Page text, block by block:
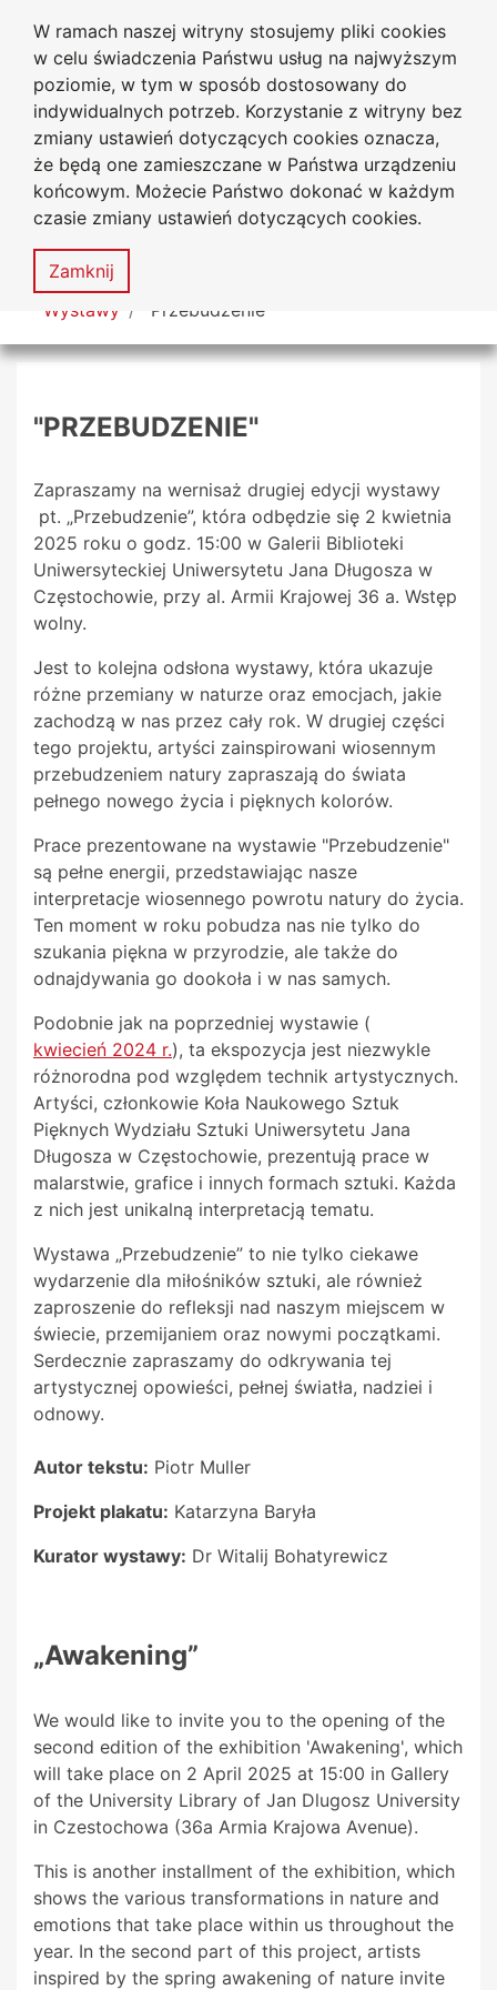
W ramach naszej witryny stosujemy pliki cookies
w celu świadczenia Państwu usług na najwyższym
poziomie, w tym w sposób dostosowany do
indywidualnych potrzeb. Korzystanie z witryny bez
zmiany ustawień dotyczących cookies oznacza,
że będą one zamieszczane w Państwa urządzeniu
końcowym. Możecie Państwo dokonać w każdym
czasie zmiany ustawień dotyczących cookies.
Zamknij
Przejdź do głównego menu
Przejdź do treści
Przejdź do wyszukiwarki
Przejdź do mapy serwisu
Biblioteka Uniwersytecka
Uniwersytetu Jana Długosza
w Częstochowie
Deklaracja
dostępności
Mapa
serwisu
MENU
Tutaj jesteś
Wystawy "Przebudzenie"
"PRZEBUDZENIE"
Zapraszamy na wernisaż drugiej edycji wystawy
pt. „Przebudzenie”, która odbędzie się 2 kwietnia
2025 roku o godz. 15:00 w Galerii Biblioteki
Uniwersyteckiej Uniwersytetu Jana Długosza w
Częstochowie, przy al. Armii Krajowej 36 a. Wstęp
wolny.
Jest to kolejna odsłona wystawy, która ukazuje
różne przemiany w naturze oraz emocjach, jakie
zachodzą w nas przez cały rok. W drugiej części
tego projektu, artyści zainspirowani wiosennym
przebudzeniem natury zapraszają do świata
pełnego nowego życia i pięknych kolorów.
Prace prezentowane na wystawie "Przebudzenie"
są pełne energii, przedstawiając nasze
interpretacje wiosennego powrotu natury do życia.
Ten moment w roku pobudza nas nie tylko do
szukania piękna w przyrodzie, ale także do
odnajdywania go dookoła i w nas samych.
Podobnie jak na poprzedniej wystawie (
kwiecień 2024 r.), ta ekspozycja jest niezwykle
różnorodna pod względem technik artystycznych.
Artyści, członkowie Koła Naukowego Sztuk
Pięknych Wydziału Sztuki Uniwersytetu Jana
Długosza w Częstochowie, prezentują prace w
malarstwie, grafice i innych formach sztuki. Każda
z nich jest unikalną interpretacją tematu.
Wystawa „Przebudzenie” to nie tylko ciekawe
wydarzenie dla miłośników sztuki, ale również
zaproszenie do refleksji nad naszym miejscem w
świecie, przemijaniem oraz nowymi początkami.
Serdecznie zapraszamy do odkrywania tej
artystycznej opowieści, pełnej światła, nadziei i
odnowy.
Autor tekstu: Piotr Muller
Projekt plakatu: Katarzyna Baryła
Kurator wystawy: Dr Witalij Bohatyrewicz
„Awakening”
We would like to invite you to the opening of the
second edition of the exhibition 'Awakening', which
will take place on 2 April 2025 at 15:00 in Gallery
of the University Library of Jan Dlugosz University
in Czestochowa (36a Armia Krajowa Avenue).
This is another installment of the exhibition, which
shows the various transformations in nature and
emotions that take place within us throughout the
year. In the second part of this project, artists
inspired by the spring awakening of nature invite